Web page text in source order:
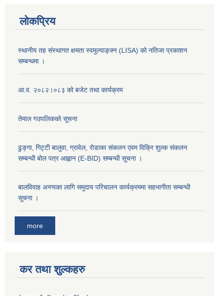
लोकप्रिय
स्थानीय तह संस्थागत क्षमता स्वमुल्याङ्क्न (LISA) को नतिजा प्रकाशन
सम्बन्धमा ।
आ.व. २०८२।०८३ को बजेट तथा कार्यक्रम
तेमाल गउपलिकको सूचना
ढुङ्गा, गिट्टी बालुवा, ग्रावेल, रोडाका संकलन एवम विक्रि शुल्क संकलन
सम्बन्धी बोल पत्र आह्वान (E-BID) सम्बन्धी सूचना ।
बालविवाह अन्त्यका लागि समुदाय परिचालन कार्यक्रममा सहभागीता सम्बन्धी
सूचना ।
more
कर तथा शुल्कहरु